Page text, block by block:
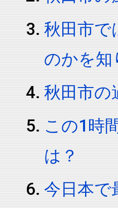
秋田市で
のかを知
秋田市の
この1時
は？
今日本で